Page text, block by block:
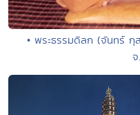
• พระธรรมดิลก (จันทร์ กุ
จ